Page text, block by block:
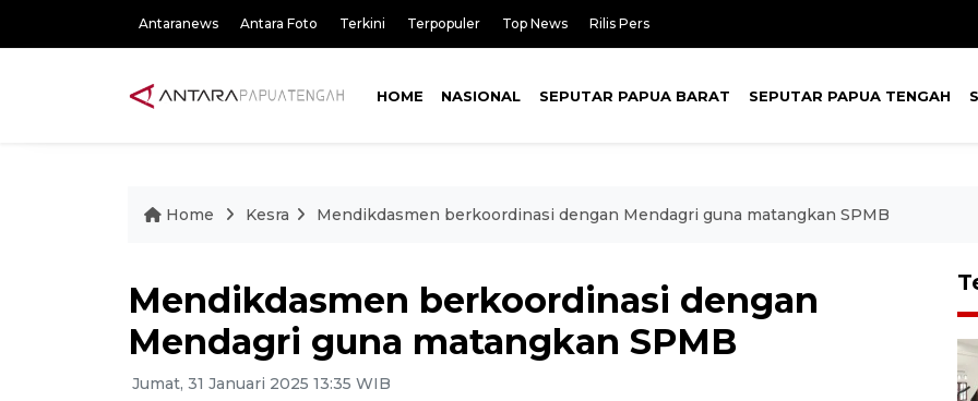
Antaranews Antara Foto Terkini Terpopuler Top News Rilis Pers
HOME NASIONAL SEPUTAR PAPUA BARAT SEPUTAR PAPUA TENGAH
Home Kesra Mendikdasmen berkoordinasi dengan Mendagri guna matangkan SPMB
Mendikdasmen berkoordinasi dengan
Mendagri guna matangkan SPMB
Jumat, 31 Januari 2025 13:35 WIB